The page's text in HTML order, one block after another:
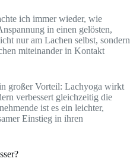
ich immer wieder, wie
in einen gelösten,
nur am Lachen selbst, sondern
miteinander in Kontakt
großer Vorteil: Lachyoga wirkt
verbessert gleichzeitig die
ist es ein leichter,
Einstieg in ihren